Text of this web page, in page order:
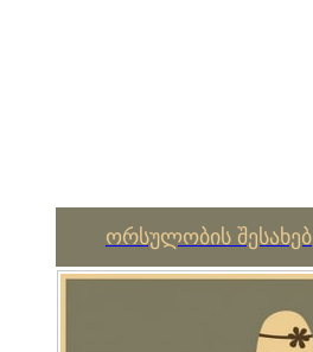
ორსულობის შესახებ